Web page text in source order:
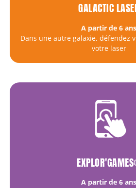
GALACTIC
A partir de 6 ans
Dans une autre galaxie, défendez
votre laser
A partir de 6 ans